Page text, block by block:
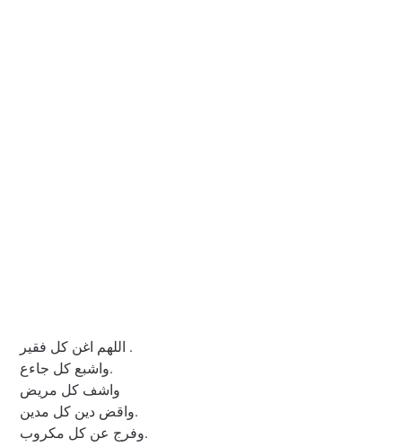
اللهم اغن كل فقير .
واشبع كل جاءع.
واشف كل مريض
واقض دين كل مدين.
وفرج عن كل مكروب.